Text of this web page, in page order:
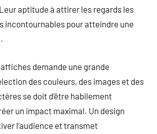
aptitude à attirer les regards les
incontournables pour atteindre une
demande une grande
des couleurs, des images et des
se doit d’être habilement
un impact maximal. Un design
l’audience et transmet